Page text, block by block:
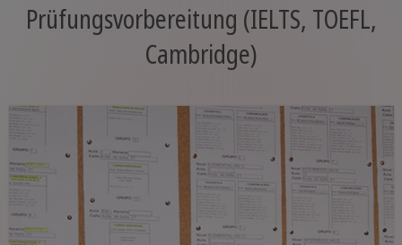
Prüfungsvorbereitung (IELTS, TOEFL,
Cambridge)